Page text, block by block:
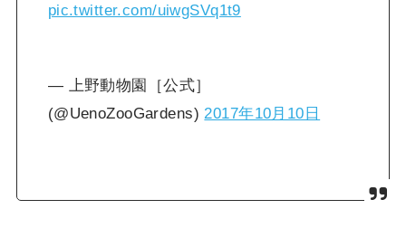
pic.twitter.com/uiwgSVq1t9
— 上野動物園［公式］
(@UenoZooGardens)2017年10月10日